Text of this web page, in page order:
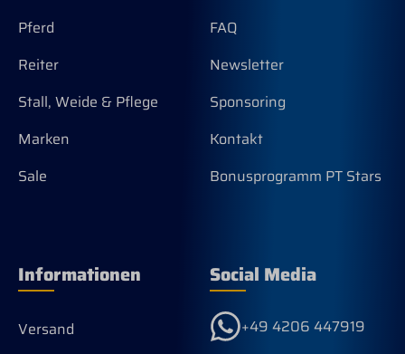
Pferd
Reiter
Stall, Weide & Pflege
Marken
Sale
FAQ
Newsletter
Sponsoring
Kontakt
Bonusprogramm PT Stars
Informationen
Versand
Social Media
+49 4206 447919